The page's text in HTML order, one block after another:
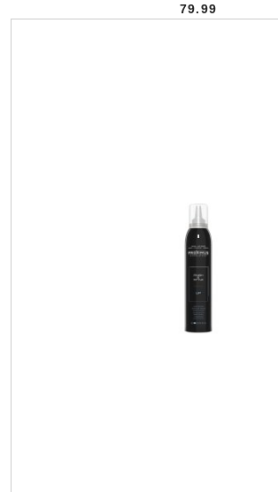
Cena:
79.99